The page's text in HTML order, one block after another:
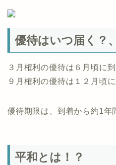
優待はいつ届く？
３月権利の優待は６月頃に到
９月権利の優待は１２月頃に
優待期限は、到着から約1年
平和とは！？